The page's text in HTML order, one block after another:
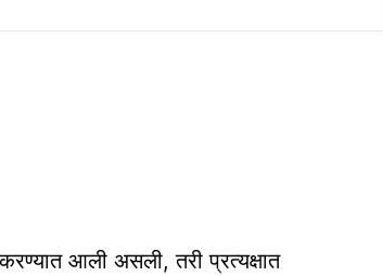
आली असली, तरी प्रत्यक्षात